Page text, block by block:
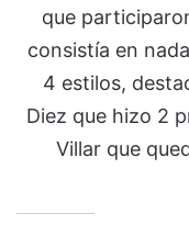
que
consistía en
4 estilos,
Diez que hizo 2
Villar que